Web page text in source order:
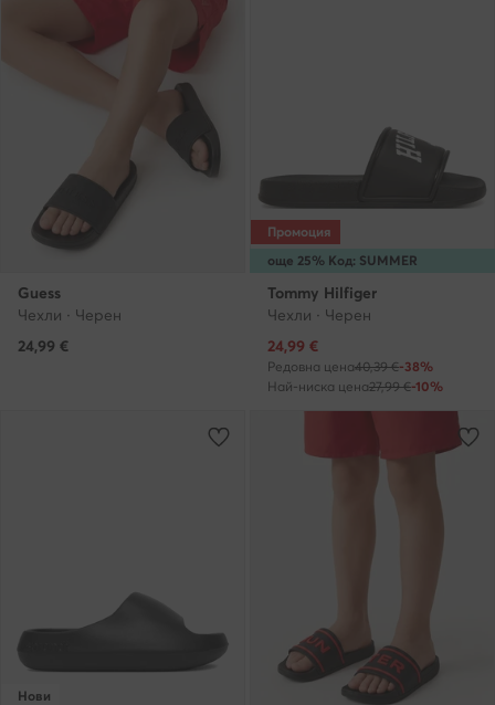
Guess
Чехли · Черен
24,99 €
още 25% Код: SUMMER
Промоция
Tommy Hilfiger
Чехли · Черен
Актуална цена
24,99 €
Редовна цена40,39 €-38%
Най-ниска цена27,99 €-10%
Нови